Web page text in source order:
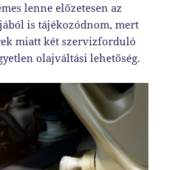
lenne előzetesen az
is tájékozódnom, mert
miatt két szervizforduló
olajváltási lehetőség.